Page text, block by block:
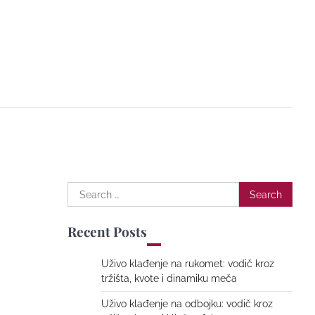
Search
for:
Recent Posts
Uživo klađenje na rukomet: vodič kroz
tržišta, kvote i dinamiku meča
Uživo klađenje na odbojku: vodič kroz